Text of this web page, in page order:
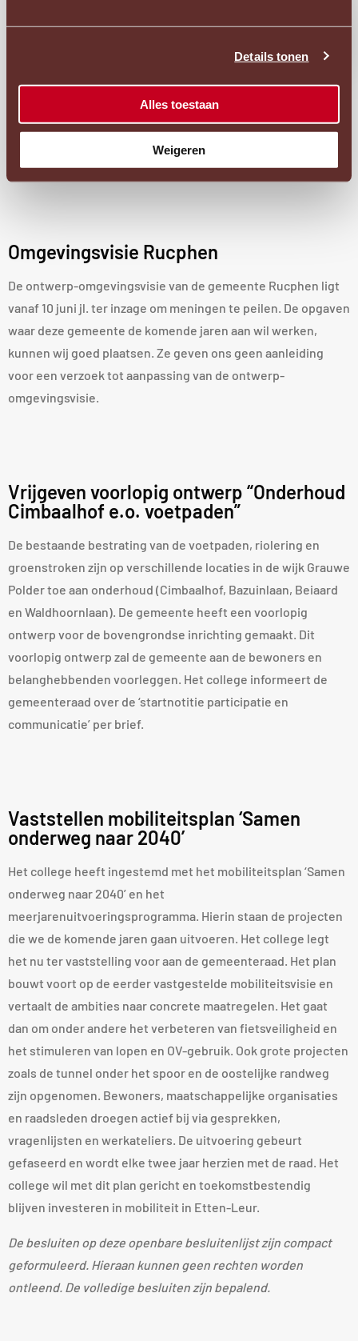
Details tonen
Alles toestaan
Weigeren
Doelgroepenverordening
Initiatiefnemer wil 6 patio-sociale koopwoningen in het
project Markt 89a realiseren. Het gaat hier om specifieke
woningen voor ouderen. Het college besluit voor dit
bouwplan af te wijken van toewijzingsregels in de
Doelgroepenverordening.
Omgevingsvisie Rucphen
De ontwerp-omgevingsvisie van de gemeente Rucphen ligt
vanaf 10 juni jl. ter inzage om meningen te peilen. De opgaven
waar deze gemeente de komende jaren aan wil werken,
kunnen wij goed plaatsen. Ze geven ons geen aanleiding
voor een verzoek tot aanpassing van de ontwerp-
omgevingsvisie.
Vrijgeven voorlopig ontwerp “Onderhoud
Cimbaalhof e.o. voetpaden”
De bestaande bestrating van de voetpaden, riolering en
groenstroken zijn op verschillende locaties in de wijk Grauwe
Polder toe aan onderhoud (Cimbaalhof, Bazuinlaan, Beiaard
en Waldhoornlaan). De gemeente heeft een voorlopig
ontwerp voor de bovengrondse inrichting gemaakt. Dit
voorlopig ontwerp zal de gemeente aan de bewoners en
belanghebbenden voorleggen. Het college informeert de
gemeenteraad over de ‘startnotitie participatie en
communicatie’ per brief.
Vaststellen mobiliteitsplan ‘Samen
onderweg naar 2040’
Het college heeft ingestemd met het mobiliteitsplan ‘Samen
onderweg naar 2040’ en het
meerjarenuitvoeringsprogramma. Hierin staan de projecten
die we de komende jaren gaan uitvoeren. Het college legt
het nu ter vaststelling voor aan de gemeenteraad. Het plan
bouwt voort op de eerder vastgestelde mobiliteitsvisie en
vertaalt de ambities naar concrete maatregelen. Het gaat
dan om onder andere het verbeteren van fietsveiligheid en
het stimuleren van lopen en OV-gebruik. Ook grote projecten
zoals de tunnel onder het spoor en de oostelijke randweg
zijn opgenomen. Bewoners, maatschappelijke organisaties
en raadsleden droegen actief bij via gesprekken,
vragenlijsten en werkateliers. De uitvoering gebeurt
gefaseerd en wordt elke twee jaar herzien met de raad. Het
college wil met dit plan gericht en toekomstbestendig
blijven investeren in mobiliteit in Etten-Leur.
De besluiten op deze openbare besluitenlijst zijn compact
geformuleerd. Hieraan kunnen geen rechten worden
ontleend. De volledige besluiten zijn bepalend.